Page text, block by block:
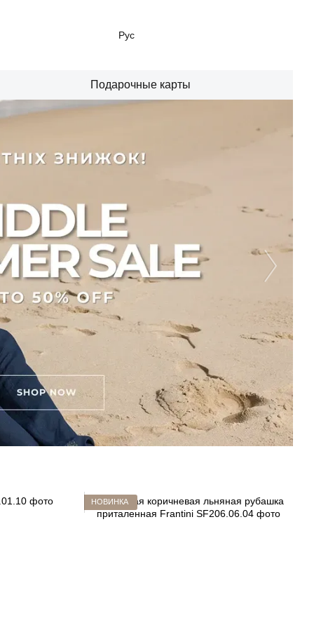
Рус
Подарочные карты
НОВИНКА